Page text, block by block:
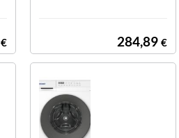
€ 284,89 €